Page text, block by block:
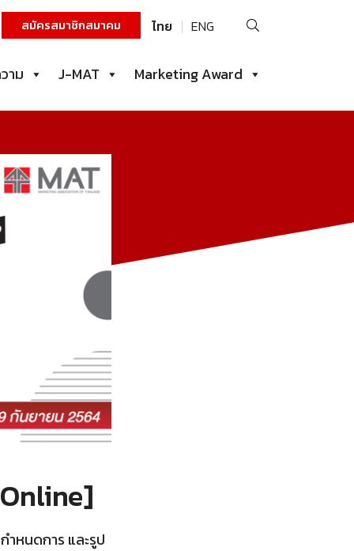
สมัครสมาชิกสมาคม ไทย ENG
ค้นหา
าม
J-MAT Marketing Award
ำหนดการ และรูป